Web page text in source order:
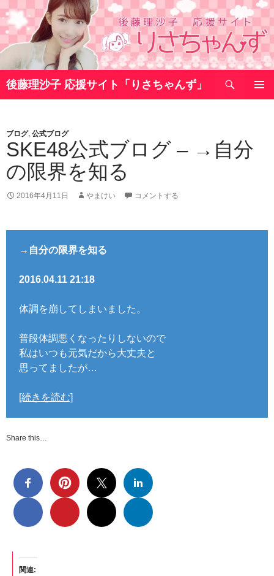
ン
テ
ン
へ
プ
後藤理沙子 応援サイト「りさちゃんず」
索
ブログ, 公式ブログ
SKE48公式ブログ – →自分
の限界を知る
2016年4月11日 やまけい コメントする
→自分の限界を知る
2016.04.11 21:18
体調を崩してしまいました。
普段体調悪くなったりしないので
私はいつも元気だから大丈夫と
思ってましたが…
[続きを読む]
Share this…
関連